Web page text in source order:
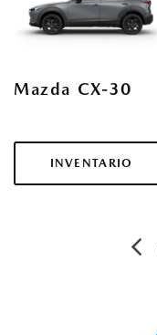
CX-30
INVENTARIO